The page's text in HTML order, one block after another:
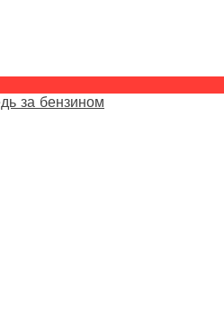
за бензином